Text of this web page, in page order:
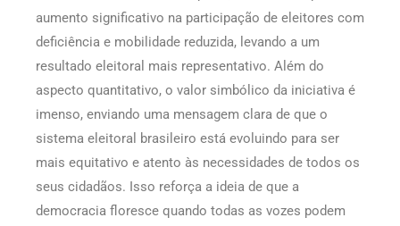
aumento significativo na participação de eleitores com
deficiência e mobilidade reduzida, levando a um
resultado eleitoral mais representativo. Além do
aspecto quantitativo, o valor simbólico da iniciativa é
imenso, enviando uma mensagem clara de que o
sistema eleitoral brasileiro está evoluindo para ser
mais equitativo e atento às necessidades de todos os
seus cidadãos. Isso reforça a ideia de que a
democracia floresce quando todas as vozes podem